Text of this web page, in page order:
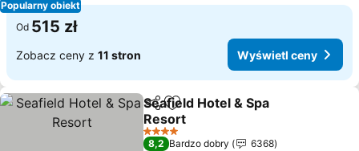
Popularny obiekt
Od 515 zł
Zobacz ceny z 11 stron Wyświetl ceny
UdostępnijDodaj do ulubionych
Seafield Hotel & Spa
Resort
4 Kategoria
8,2 Bardzo dobry
6368